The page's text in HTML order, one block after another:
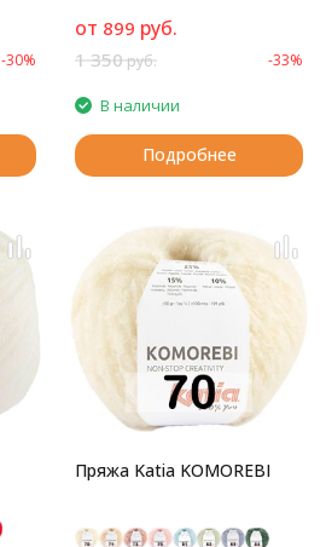
-30%
от 899 руб.
1 350руб. -33%
В наличии
Подробнее
Пряжа Katia KOMOREBI